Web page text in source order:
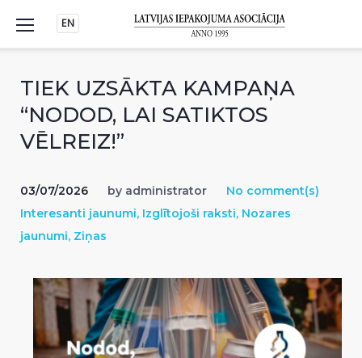
content
EN
TIEK UZSĀKTA KAMPAŅA
“NODOD, LAI SATIKTOS
VĒLREIZ!”
03/07/2026 by administrator
No comment(s)
Interesanti jaunumi, Izglītojoši raksti, Nozares
jaunumi, Ziņas